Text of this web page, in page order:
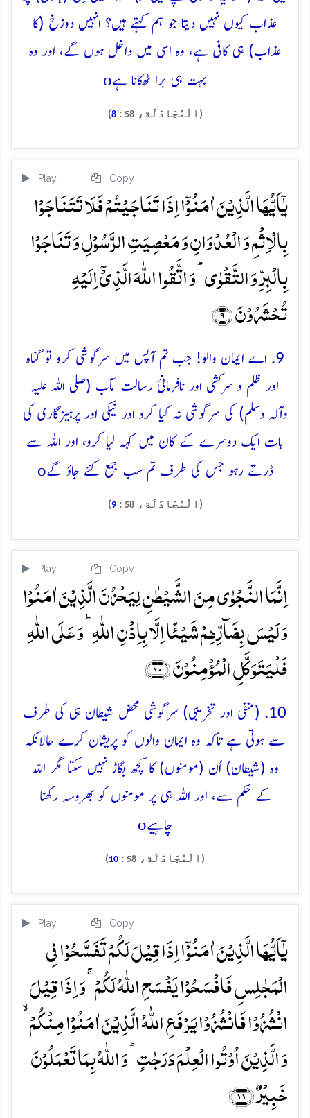
عذاب کیوں نہیں دیتا جو ہم کہتے ہیں؟ انہیں دوزخ (کا
عذاب) ہی کافی ہے، وہ اسی میں داخل ہوں گے، اور وہ
بہت ہی برا ٹھکانا ہےo
(الْمُجَادَلَة،58
:
8
)
Play Copy
یٰۤاَیُّہَا الَّذِیۡنَ اٰمَنُوۡۤا اِذَا تَنَاجَیۡتُمۡ فَلَا تَتَنَاجَوۡا
بِالۡاِثۡمِ وَ الۡعُدۡوَانِ وَ مَعۡصِیَتِ الرَّسُوۡلِ وَ تَنَاجَوۡا
بِالۡبِرِّ وَ التَّقۡوٰی ؕ وَ اتَّقُوا اللّٰہَ الَّذِیۡۤ اِلَیۡہِ
تُحۡشَرُوۡنَ ﴿۹﴾
9. اے ایمان والو! جب تم آپس میں سرگوشی کرو تو گناہ
اور ظلم و سرکشی اور نافرمانئ رسالت مآب (صلی اللہ علیہ
وآلہ وسلم) کی سرگوشی نہ کیا کرو اور نیکی اور پرہیزگاری کی
بات ایک دوسرے کے کان میں کہہ لیا کرو، اور اللہ سے
ڈرتے رہو جس کی طرف تم سب جمع کئے جاؤ گےo
(الْمُجَادَلَة،58
:
9
)
Play Copy
اِنَّمَا النَّجۡوٰی مِنَ الشَّیۡطٰنِ لِیَحۡزُنَ الَّذِیۡنَ اٰمَنُوۡا
وَ لَیۡسَ بِضَآرِّہِمۡ شَیۡئًا اِلَّا بِاِذۡنِ اللّٰہِ ؕ وَ عَلَی اللّٰہِ
فَلۡیَتَوَکَّلِ الۡمُؤۡمِنُوۡنَ ﴿۱۰﴾
10. (منفی اور تخریبی) سرگوشی محض شیطان ہی کی طرف
سے ہوتی ہے تاکہ وہ ایمان والوں کو پریشان کرے حالانکہ
وہ (شیطان) اُن (مومنوں) کا کچھ بگاڑ نہیں سکتا مگر اللہ
کے حکم سے، اور اللہ ہی پر مومنوں کو بھروسہ رکھنا
چاہیےo
(الْمُجَادَلَة، 58
:
10
)
Play Copy
یٰۤاَیُّہَا الَّذِیۡنَ اٰمَنُوۡۤا اِذَا قِیۡلَ لَکُمۡ تَفَسَّحُوۡا فِی
الۡمَجٰلِسِ فَافۡسَحُوۡا یَفۡسَحِ اللّٰہُ لَکُمۡ ۚ وَ اِذَا قِیۡلَ
انۡشُزُوۡا فَانۡشُزُوۡا یَرۡفَعِ اللّٰہُ الَّذِیۡنَ اٰمَنُوۡا مِنۡکُمۡ ۙ
وَ الَّذِیۡنَ اُوۡتُوا الۡعِلۡمَ دَرَجٰتٍ ؕ وَ اللّٰہُ بِمَا تَعۡمَلُوۡنَ
خَبِیۡرٌ ﴿۱۱﴾